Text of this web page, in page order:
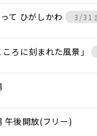
て ひがしかわ 3/31
ころに刻まれた風景」
午後開放(フリー)